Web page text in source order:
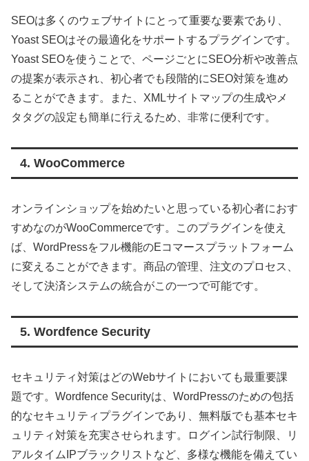
SEOは多くのウェブサイトにとって重要な要素であり、
Yoast SEOはその最適化をサポートするプラグインです。
Yoast SEOを使うことで、ページごとにSEO分析や改善点
の提案が表示され、初心者でも段階的にSEO対策を進め
ることができます。また、XMLサイトマップの生成やメ
タタグの設定も簡単に行えるため、非常に便利です。
4. WooCommerce
オンラインショップを始めたいと思っている初心者におす
すめなのがWooCommerceです。このプラグインを使え
ば、WordPressをフル機能のEコマースプラットフォーム
に変えることができます。商品の管理、注文のプロセス、
そして決済システムの統合がこの一つで可能です。
5. Wordfence Security
セキュリティ対策はどのWebサイトにおいても最重要課
題です。Wordfence Securityは、WordPressのための包括
的なセキュリティプラグインであり、無料版でも基本セキ
ュリティ対策を充実させられます。ログイン試行制限、リ
アルタイムIPブラックリストなど、多様な機能を備えてい